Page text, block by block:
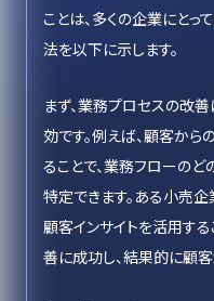
ことは、多くの企業にと
法を以下に示します。
まず、業務プロセスの改
効です。例えば、顧客か
ることで、業務フローの
特定できます。ある小売
顧客インサイトを活用す
善に成功し、結果的に顧